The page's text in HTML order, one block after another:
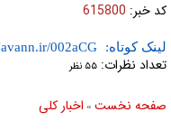
کد خبر: 615800
لینک کوتاه:
تعداد نظرات: ۵۵ نظر
صفحه نخست » اخبار كلی